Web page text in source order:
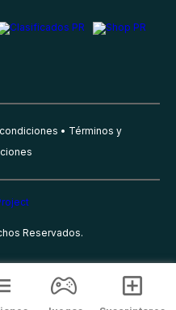
Términos y
Reservados.